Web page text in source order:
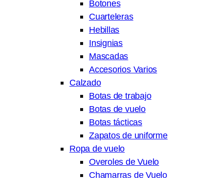
Botones
Cuarteleras
Hebillas
Insignias
Mascadas
Accesorios Varios
Calzado
Botas de trabajo
Botas de vuelo
Botas tácticas
Zapatos de uniforme
Ropa de vuelo
Overoles de Vuelo
Chamarras de Vuelo